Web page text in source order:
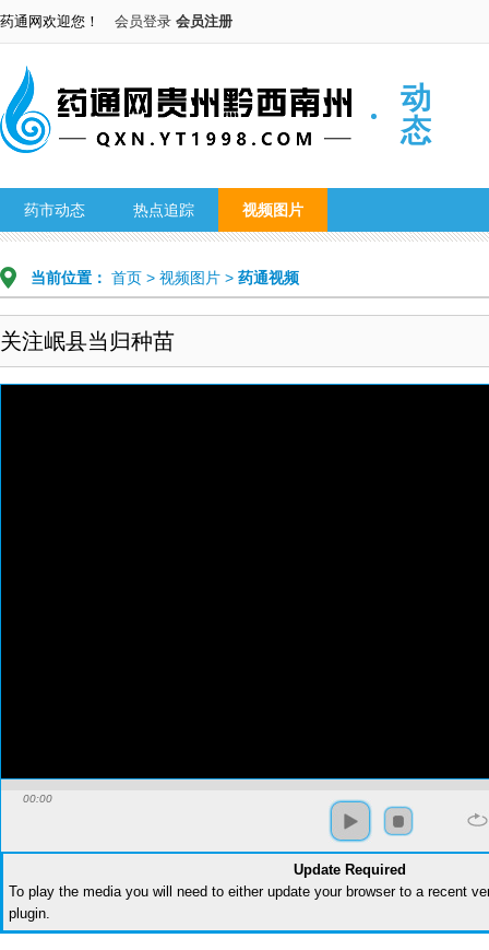
药通网欢迎您！ 会员登录 会员注册
动
态
药市动态 热点追踪 视频图片
当前位置： 首页 > 视频图片 > 药通视频
关注岷县当归种苗
00:00
Update Required
To play the media you will need to either update your browser to a recent
plugin.